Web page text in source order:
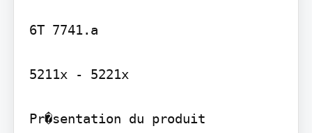
6T 7741.a
5211x - 5221x
Pr�sentation du produit